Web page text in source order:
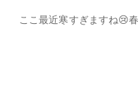
ここ最近寒すぎますね😢